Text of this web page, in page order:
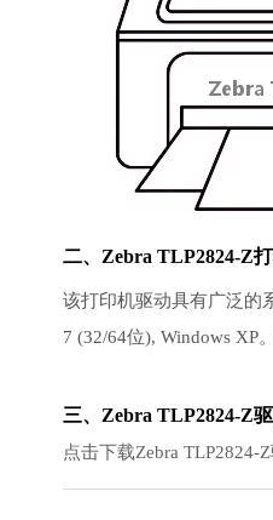
二、Zebra TLP2824-Z
该打印机驱动具有广泛的
7 (32/64位), Windows XP
三、Zebra TLP2824-Z
点击下载Zebra TLP2824-